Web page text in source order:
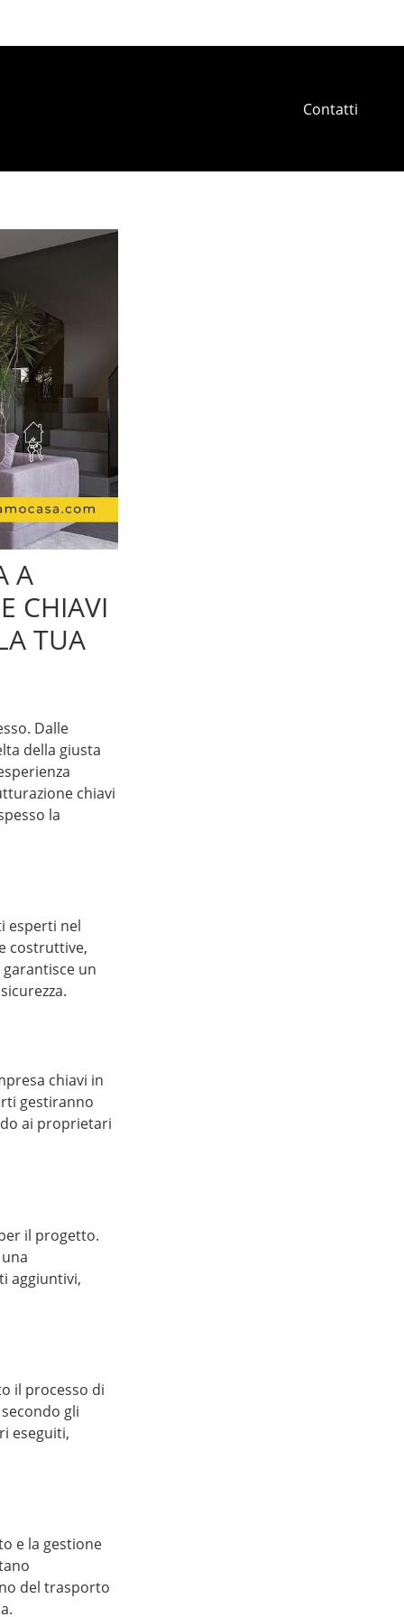
Contatti
A
CHIAVI
TUA
Dalle
della giusta
chiavi
la
esperti nel
costruttive,
un
chiavi in
gestiranno
ai proprietari
il progetto.
aggiuntivi,
il processo di
gli
eseguiti,
e la gestione
del trasporto